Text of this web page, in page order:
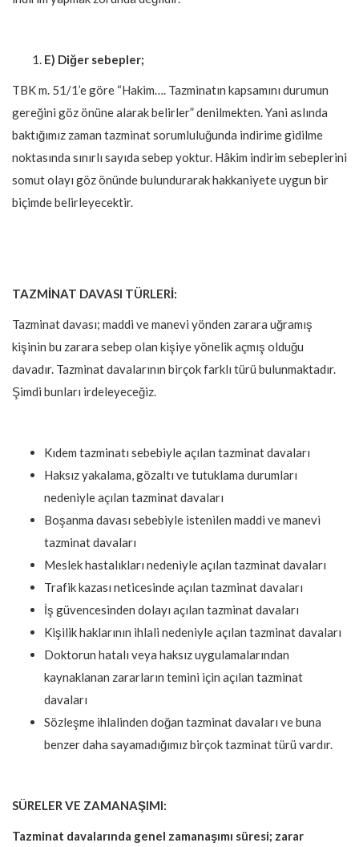
E) Diğer sebepler;
TBK m. 51/1’e göre “Hakim…. Tazminatın kapsamını durumun
gereğini göz önüne alarak belirler” denilmekten. Yani aslında
baktığımız zaman tazminat sorumluluğunda indirime gidilme
noktasında sınırlı sayıda sebep yoktur. Hâkim indirim sebeplerini
somut olayı göz önünde bulundurarak hakkaniyete uygun bir
biçimde belirleyecektir.
TAZMİNAT DAVASI TÜRLERİ:
Tazminat davası; maddi ve manevi yönden zarara uğramış
kişinin bu zarara sebep olan kişiye yönelik açmış olduğu
davadır. Tazminat davalarının birçok farklı türü bulunmaktadır.
Şimdi bunları irdeleyeceğiz.
Kıdem tazminatı sebebiyle açılan tazminat davaları
Haksız yakalama, gözaltı ve tutuklama durumları
nedeniyle açılan tazminat davaları
Boşanma davası sebebiyle istenilen maddi ve manevi
tazminat davaları
Meslek hastalıkları nedeniyle açılan tazminat davaları
Trafik kazası neticesinde açılan tazminat davaları
İş güvencesinden dolayı açılan tazminat davaları
Kişilik haklarının ihlali nedeniyle açılan tazminat davaları
Doktorun hatalı veya haksız uygulamalarından
kaynaklanan zararların temini için açılan tazminat
davaları
Sözleşme ihlalinden doğan tazminat davaları ve buna
benzer daha sayamadığımız birçok tazminat türü vardır.
SÜRELER VE ZAMANAŞIMI:
Tazminat davalarında genel zamanaşımı süresi; zarar